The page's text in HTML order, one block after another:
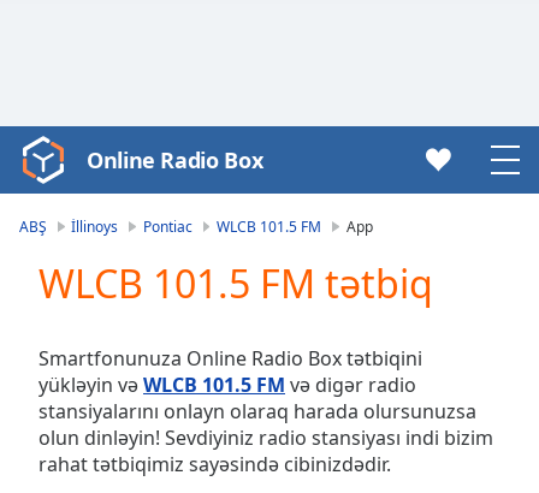
Video
Player
Play
Video
Skip
Backward
Skip
Forward
Mute
Current
Online Radio Box
ABŞ İllinoys Pontiac WLCB 101.5 FM App
WLCB 101.5 FM tətbiq
Smartfonunuza Online Radio Box tətbiqini
yükləyin vəWLCB 101.5 FM və digər radio
stansiyalarını onlayn olaraq harada olursunuzsa
olun dinləyin! Sevdiyiniz radio stansiyası indi bizim
rahat tətbiqimiz sayəsində cibinizdədir.